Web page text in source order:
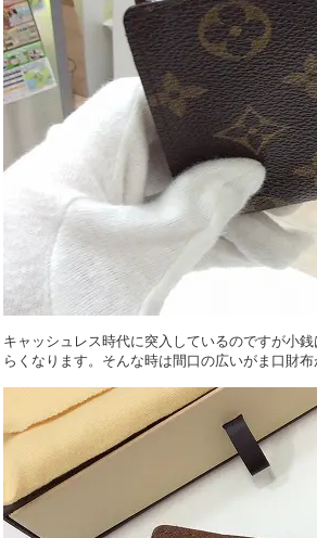
キャッシュレス時代に突入しているのですが小
らくなります。そんな時は間口の広いがま口財布